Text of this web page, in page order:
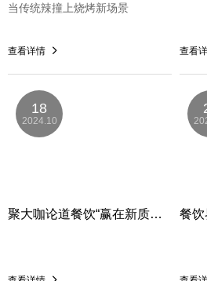
当传统辣撞上烧烤新场景
查看详情 查看
18
2024.10
聚大咖论道餐饮“赢在新质生产力”第六届中部好餐饮产业大会圆满结束！